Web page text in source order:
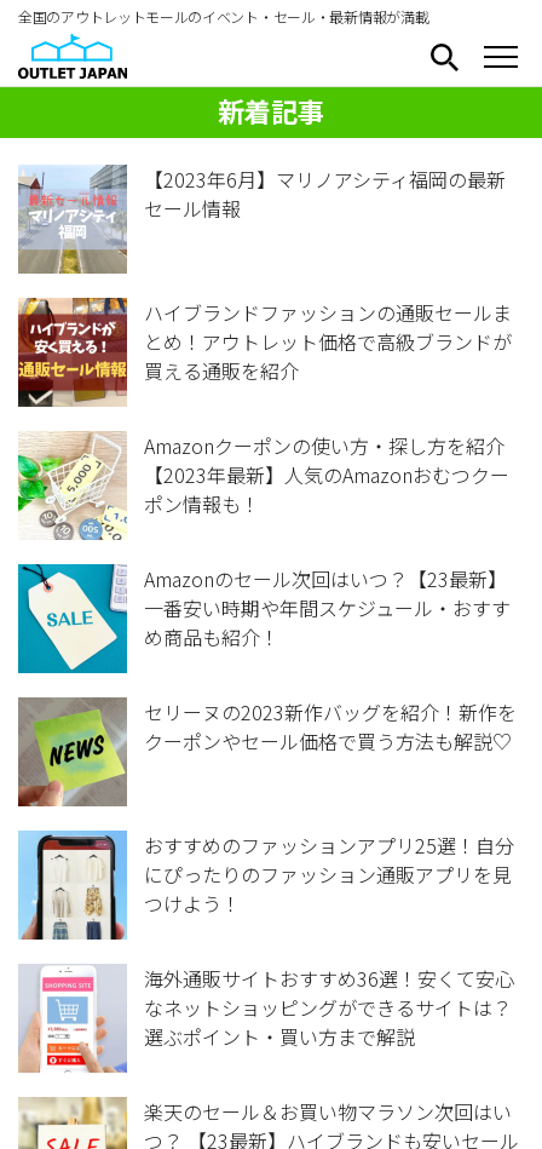
全国のアウトレットモールのイベント・セール・最新情報が満載
新着記事
【2023年6月】マリノアシティ福岡の最新
セール情報
ハイブランドファッションの通販セールま
とめ！アウトレット価格で高級ブランドが
買える通販を紹介
Amazonクーポンの使い方・探し方を紹介
【2023年最新】人気のAmazonおむつクー
ポン情報も！
Amazonのセール次回はいつ？【23最新】
一番安い時期や年間スケジュール・おすす
め商品も紹介！
セリーヌの2023新作バッグを紹介！新作を
クーポンやセール価格で買う方法も解説♡
おすすめのファッションアプリ25選！自分
にぴったりのファッション通販アプリを見
つけよう！
海外通販サイトおすすめ36選！安くて安心
なネットショッピングができるサイトは？
選ぶポイント・買い方まで解説
楽天のセール＆お買い物マラソン次回はい
つ？ 【23最新】ハイブランドも安いセール